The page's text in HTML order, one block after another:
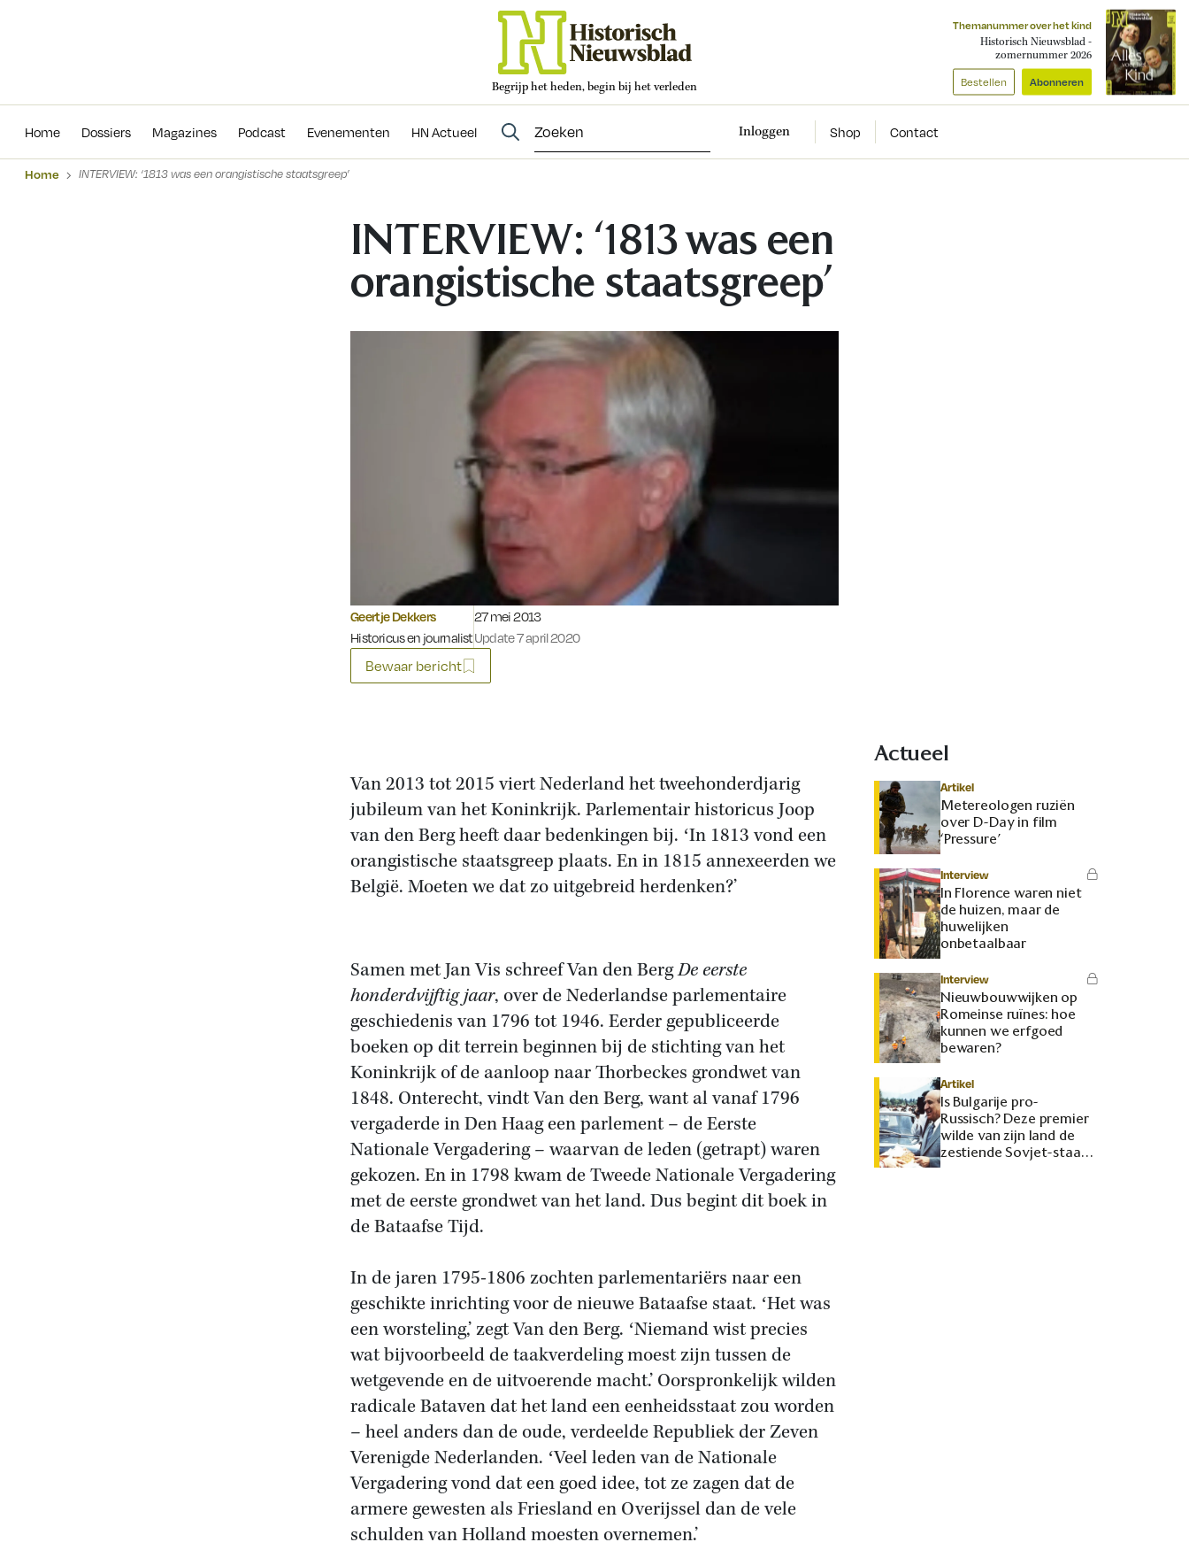
Begrijp het heden, begin bij het verleden
Themanummer over het kind
Historisch Nieuwsblad -
zomernummer 2026
Bestellen Abonneren
Home Dossiers Magazines Podcast Evenementen HN Actueel Inloggen Shop Contact
Evenementen
Home INTERVIEW: ‘1813 was een orangistische staatsgreep’
INTERVIEW: ‘1813 was een
orangistische staatsgreep’
Geertje Dekkers
Historicus en journalist
Gepubliceerd op:
27 mei 2013
Update 7 april 2020
Bewaar bericht
Van 2013 tot 2015 viert Nederland het tweehonderdjarig
jubileum van het Koninkrijk. Parlementair historicus Joop
van den Berg heeft daar bedenkingen bij. ʻIn 1813 vond een
orangistische staatsgreep plaats. En in 1815 annexeerden we
België. Moeten we dat zo uitgebreid herdenken?’
Samen met Jan Vis schreef Van den BergDe eerste
honderdvijftig jaar, over de Nederlandse parlementaire
geschiedenis van 1796 tot 1946. Eerder gepubliceerde
boeken op dit terrein beginnen bij de stichting van het
Koninkrijk of de aanloop naar Thorbeckes grondwet van
1848. Onterecht, vindt Van den Berg, want al vanaf 1796
vergaderde in Den Haag een parlement – de Eerste
Nationale Vergadering – waarvan de leden (getrapt) waren
gekozen. En in 1798 kwam de Tweede Nationale Vergadering
met de eerste grondwet van het land. Dus begint dit boek in
de Bataafse Tijd.
In de jaren 1795-1806 zochten parlementariërs naar een
geschikte inrichting voor de nieuwe Bataafse staat. ʻHet was
een worsteling,’ zegt Van den Berg. ʻNiemand wist precies
wat bijvoorbeeld de taakverdeling moest zijn tussen de
wetgevende en de uitvoerende macht.’ Oorspronkelijk wilden
radicale Bataven dat het land een eenheidsstaat zou worden
– heel anders dan de oude, verdeelde Republiek der Zeven
Verenigde Nederlanden. ʻVeel leden van de Nationale
Vergadering vond dat een goed idee, tot ze zagen dat de
armere gewesten als Friesland en Overijssel dan de vele
schulden van Holland moesten overnemen.’
Actueel
Artikel
Metereologen ruziën
over D-Day in film
‘Pressure’
Interview
In Florence waren niet
de huizen, maar de
huwelijken
onbetaalbaar
Interview
Nieuwbouwwijken op
Romeinse ruïnes: hoe
kunnen we erfgoed
bewaren?
Artikel
Is Bulgarije pro-
Russisch? Deze premier
wilde van zijn land de
zestiende Sovjet-staat
maken